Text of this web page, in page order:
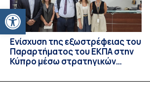
Ανοίξτε τη γραμμή εργαλείων
Ενίσχυση της εξωστρέφειας του
Παραρτήματος του ΕΚΠΑ στην
Κύπρο μέσω στρατηγικών